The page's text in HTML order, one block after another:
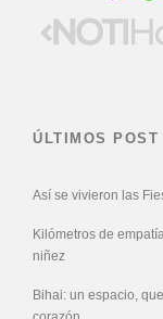
ÚLTIMOS POST
Así se vivieron las
Kilómetros de
niñez
Bihai: un espacio,